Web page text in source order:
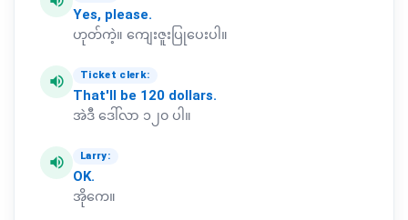
Yes, please.
ဟုတ်ကဲ့။ ကျေးဇူးပြုပေးပါ။
volume_up Ticket clerk:
That'll be 120 dollars.
အဲဒီ ဒေါ်လာ ၁၂၀ ပါ။
volume_up Larry:
OK.
အိုကေ။